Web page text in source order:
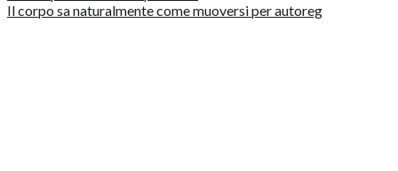
Il corpo sa naturalmente come muoversi per autoreg